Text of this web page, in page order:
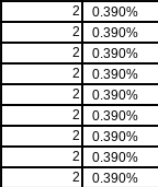
2
0.390%
2
0.390%
2
0.390%
2
0.390%
2
0.390%
2
0.390%
2
0.390%
2
0.390%
2
0.390%